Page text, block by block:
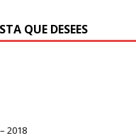
QUE DESEES
2018